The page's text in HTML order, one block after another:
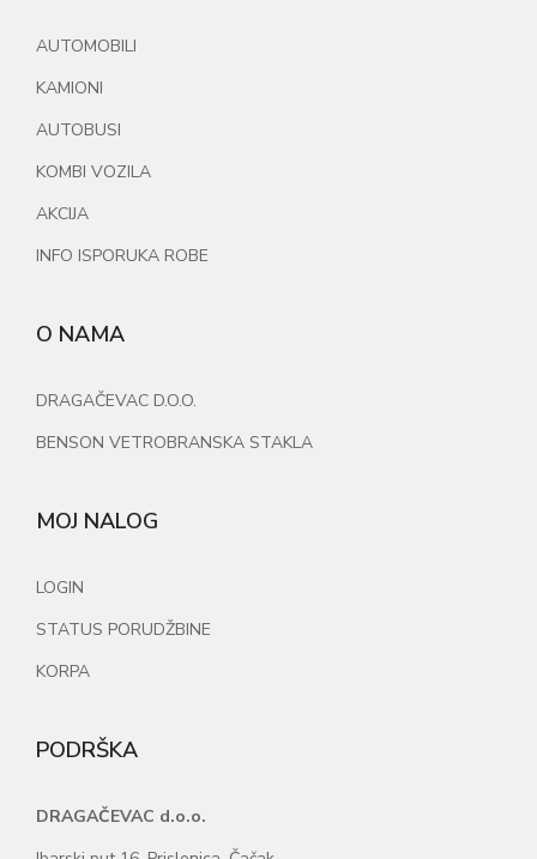
AUTOMOBILI
KAMIONI
AUTOBUSI
KOMBI VOZILA
AKCIJA
INFO ISPORUKA ROBE
O NAMA
DRAGAČEVAC D.O.O.
BENSON VETROBRANSKA STAKLA
MOJ NALOG
LOGIN
STATUS PORUDŽBINE
KORPA
PODRŠKA
DRAGAČEVAC d.o.o.